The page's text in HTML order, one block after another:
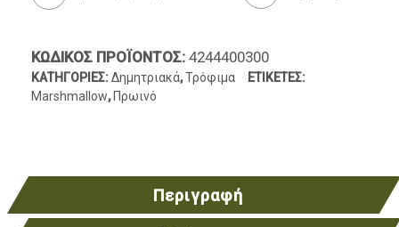
ΚΩΔΙΚΌΣ ΠΡΟΪΌΝΤΟΣ: 4244400300
ΚΑΤΗΓΟΡΊΕΣ:Δημητριακά,Τρόφιμα
ΕΤΙΚΈΤΕΣ:
Marshmallow, Πρωινό
Περιγραφή